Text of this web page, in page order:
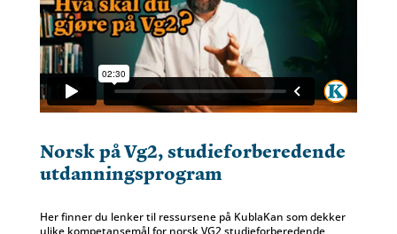
Norsk på Vg2, studieforberedende
utdanningsprogram
Her finner du lenker til ressursene på KublaKan som dekker
ulike kompetansemål for norsk VG2 studieforberedende